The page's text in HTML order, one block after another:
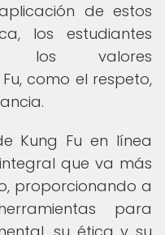
de estos
los estudiantes
los valores
como el respeto,
Kung Fu en línea
que va más
proporcionando a
para